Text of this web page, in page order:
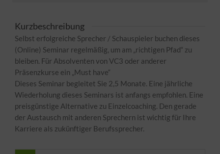
Kurzbeschreibung
Selbst erfolgreiche Sprecher / Schauspieler buchen dieses
(Online) Seminar regelmäßig, um am „richtigen Pfad“ zu
bleiben. Für Absolventen von VC3 oder anderer
Präsenzkurse ein „Must have“
Dieses Seminar begleitet Sie 2,5 Monate. Eine jährliche
Wiederholung dieses Seminars ist anfangs empfohlen. Eine
preisgünstige Alternative zu Einzelcoaching. Den gerade
der Austausch mit anderen Sprechern ist wichtig für Ihre
Karriere als zukünftiger Berufssprecher.